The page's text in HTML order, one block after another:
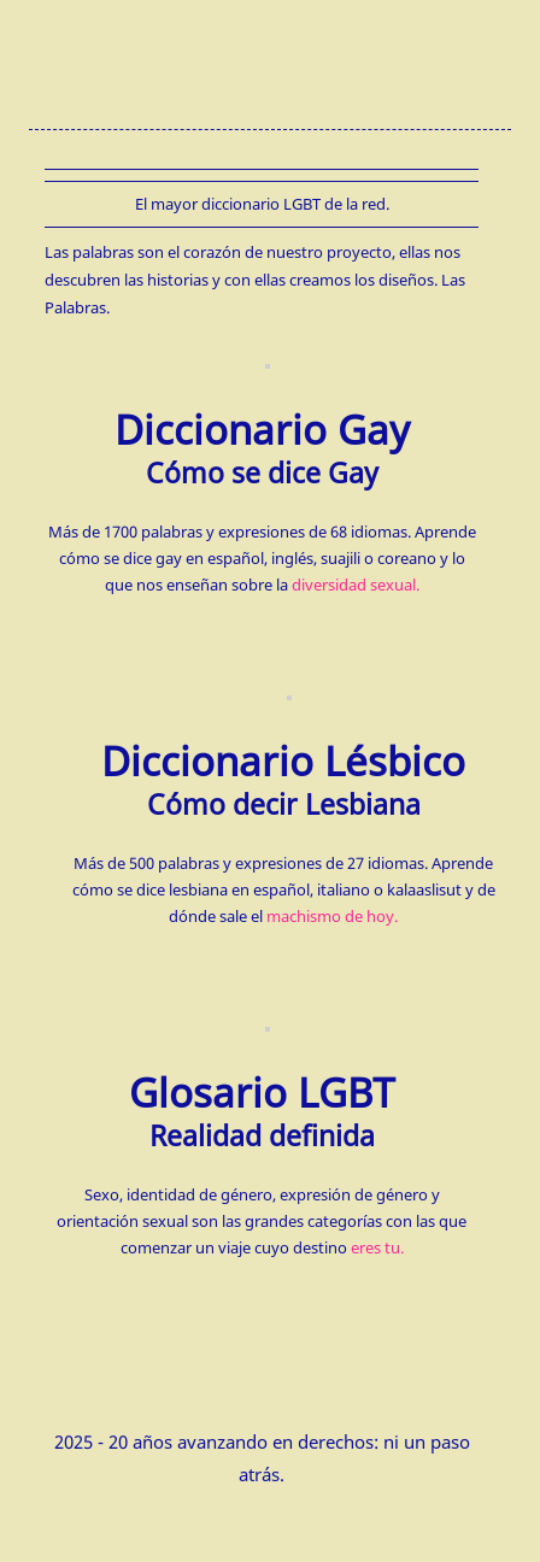
El mayor diccionario LGBT de la red.
Las palabras son el corazón de nuestro proyecto, ellas nos
descubren las historias y con ellas creamos los diseños. Las
Palabras.
Diccionario Gay
Cómo se dice Gay
Más de 1700 palabras y expresiones de 68 idiomas. Aprende
cómo se dice gay en español, inglés, suajili o coreano y lo
que nos enseñan sobre ladiversidad sexual.
Diccionario Lésbico
Cómo decir Lesbiana
Más de 500 palabras y expresiones de 27 idiomas. Aprende
cómo se dice lesbiana en español, italiano o kalaaslisut y de
dónde sale el machismo de hoy.
Glosario LGBT
Realidad definida
Sexo, identidad de género, expresión de género y
orientación sexual son las grandes categorías con las que
comenzar un viaje cuyo destinoeres tu.
2025 - 20 años avanzando en derechos: ni un paso
atrás.